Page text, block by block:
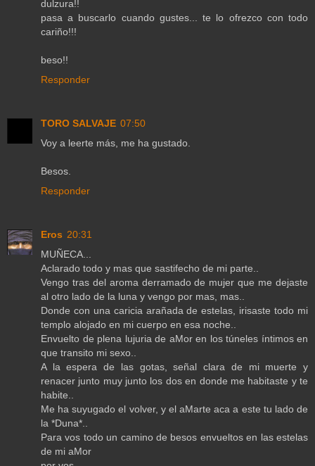
dulzura!!
pasa a buscarlo cuando gustes... te lo ofrezco con todo
cariño!!!
beso!!
Responder
TORO SALVAJE 07:50
Voy a leerte más, me ha gustado.
Besos.
Responder
Eros 20:31
MUÑECA...
Aclarado todo y mas que sastifecho de mi parte..
Vengo tras del aroma derramado de mujer que me dejaste
al otro lado de la luna y vengo por mas, mas..
Donde con una caricia arañada de estelas, irisaste todo mi
templo alojado en mi cuerpo en esa noche..
Envuelto de plena lujuria de aMor en los túneles íntimos en
que transito mi sexo..
A la espera de las gotas, señal clara de mi muerte y
renacer junto muy junto los dos en donde me habitaste y te
habite..
Me ha suyugado el volver, y el aMarte aca a este tu lado de
la *Duna*..
Para vos todo un camino de besos envueltos en las estelas
de mi aMor